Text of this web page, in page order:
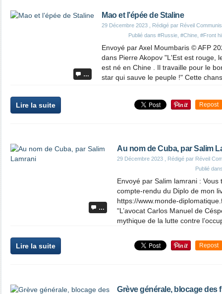
…
Mao et l’épée de Staline
29 Décembre 2023 , Rédigé par Réveil
Publié dans #Russie #Chine #Front
Envoyé par Axel Moumbaris © AFP
dans Pierre Akopov "L'Est est rouge,
est né en Chine . Il travaille pour le
star qui sauve le peuple !" Cette
Lire la suite Repost
…
Au nom de Cuba, par Salim
29 Décembre 2023 , Rédigé par Réveil
Publié
Envoyé par Salim lamrani :
compte-rendu du Diplo de mon
https://www.monde-
"L’avocat Carlos Manuel de
mythique de la lutte contre
Lire la suite Repost
Grève générale, blocage des